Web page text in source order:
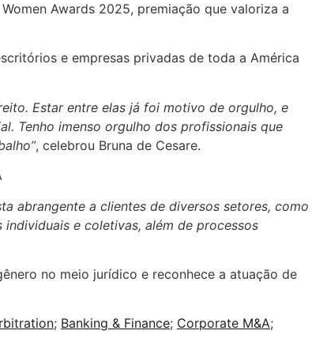
Awards 2025, premiação que valoriza a
e empresas privadas de toda a América
Estar entre elas já foi motivo de orgulho, e
Tenho imenso orgulho dos profissionais que
, celebrou Bruna de Cesare.
abrangente a clientes de diversos setores, como
e coletivas, além de processos
no meio jurídico e reconhece a atuação de
; Banking & Finance; Corporate M&A;